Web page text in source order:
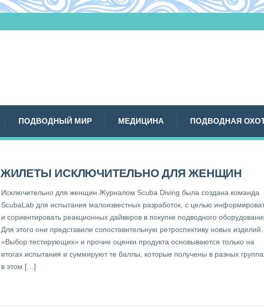
ПОДВОДНЫЙ МИР МЕДИЦИНА ПОДВОДНАЯ
ЖИЛЕТЫ ИСКЛЮЧИТЕЛЬНО ДЛЯ ЖЕНЩИН
Исключительно для женщин Журналом Scuba Diving была создана команда
ScubaLab для испытания малоизвестных разработок, с целью
и сориентировать реакционных дайверов в покупке подводного
Для этого они представили сопоставительную ретроспективу новых изделий.
«Выбор тестирующих» и прочие оценки продукта основываются только на
итогах испытания и суммируют те баллы, которые получены в разных
в этом […]